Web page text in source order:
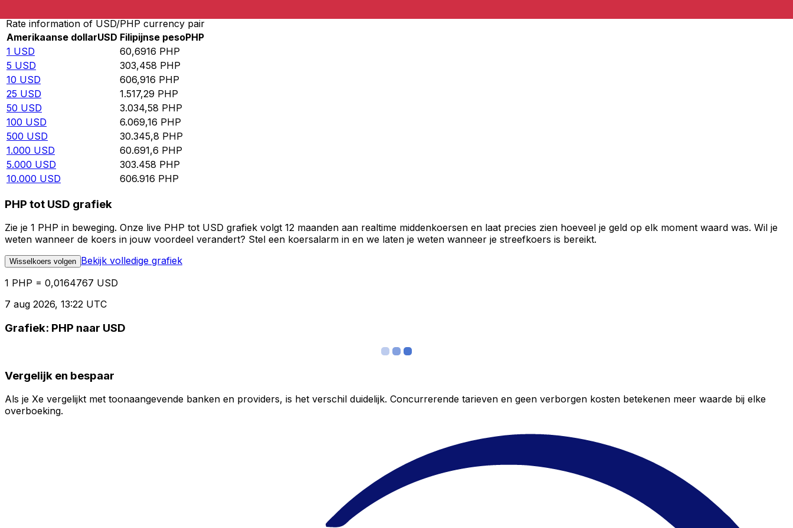
Rate information of USD/PHP currency pair
Amerikaanse dollarUSD Filipijnse pesoPHP
1 USD 60,6916 PHP
5 USD 303,458 PHP
10 USD 606,916 PHP
25 USD 1.517,29 PHP
50 USD 3.034,58 PHP
100 USD 6.069,16 PHP
500 USD 30.345,8 PHP
1.000 USD 60.691,6 PHP
5.000 USD 303.458 PHP
10.000 USD 606.916 PHP
PHP tot USD grafiek
Zie je 1 PHP in beweging. Onze live PHP tot USD grafiek volgt 12 maanden aan realtime middenkoersen en laat precies zien hoeveel je geld op elk moment waard was. Wil je
weten wanneer de koers in jouw voordeel verandert? Stel een koersalarm in en we laten je weten wanneer je streefkoers is bereikt.
Wisselkoers volgen Bekijk volledige grafiek
1 PHP = 0,0164767 USD
7 aug 2026, 13:22 UTC
Grafiek: PHP naar USD
Vergelijk en bespaar
Als je Xe vergelijkt met toonaangevende banken en providers, is het verschil duidelijk. Concurrerende tarieven en geen verborgen kosten betekenen meer waarde bij elke
overboeking.